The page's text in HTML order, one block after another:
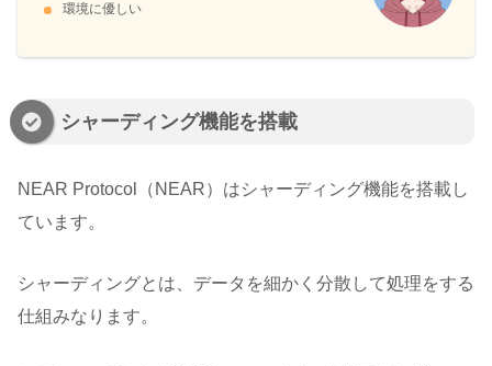
環境に優しい
シャーディング機能を搭載
NEAR Protocol（NEAR）はシャーディング機能を搭載し
ています。
シャーディングとは、データを細かく分散して処理をする
仕組みなります。